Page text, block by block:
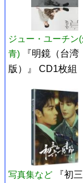
ジュー・ユーチン
青)
『明鏡（台湾
版）』 CD1枚組
写真集など
『初